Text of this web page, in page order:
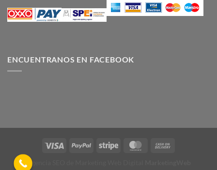
ENCUENTRANOS EN FACEBOOK
Visa PayPal Stripe MasterCard
Agencia SEO de Marketing Web Digital